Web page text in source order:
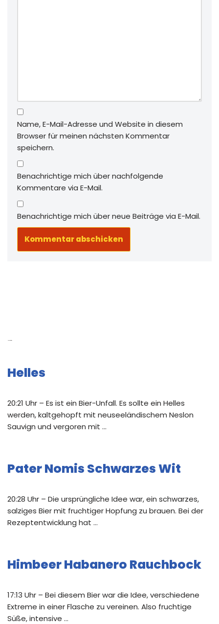
Name, E-Mail-Adresse und Website in diesem
Browser für meinen nächsten Kommentar
speichern.
Benachrichtige mich über nachfolgende
Kommentare via E-Mail.
Benachrichtige mich über neue Beiträge via E-Mail.
Helles
20:21 Uhr – Es ist ein Bier-Unfall. Es sollte ein Helles
werden, kaltgehopft mit neuseeländischem Neslon
Sauvign und vergoren mit …
Pater Nomis Schwarzes Wit
20:28 Uhr – Die ursprüngliche Idee war, ein schwarzes,
salziges Bier mit fruchtiger Hopfung zu brauen. Bei der
Rezeptentwicklung hat …
Himbeer Habanero Rauchbock
17:13 Uhr – Bei diesem Bier war die Idee, verschiedene
Extreme in einer Flasche zu vereinen. Also fruchtige
Süße, intensive …